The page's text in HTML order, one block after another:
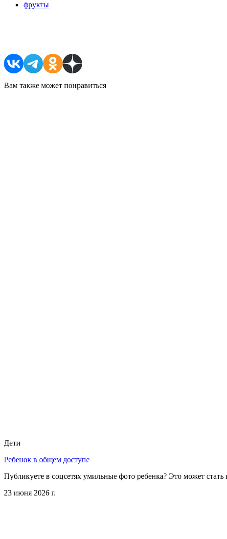
фрукты
Вам также может понравиться
Дети
Ребенок в общем доступе
Публикуете в соцсетях умильные фото ребенка? Это может
23 июня 2026 г.